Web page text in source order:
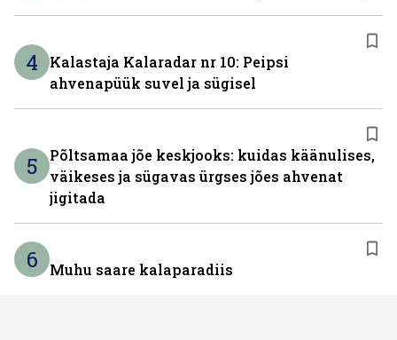
4
Kalastaja Kalaradar nr 10: Peipsi
ahvenapüük suvel ja sügisel
5
Põltsamaa jõe keskjooks: kuidas käänulises,
väikeses ja sügavas ürgses jões ahvenat
jigitada
6 Muhu saare kalaparadiis